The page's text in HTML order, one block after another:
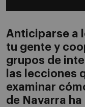
Anticiparse a
tu gente y
grupos de
las lecciones
examinar
de Navarra